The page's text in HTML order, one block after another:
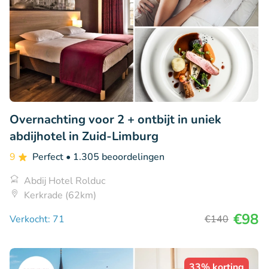
Overnachting voor 2 + ontbijt in uniek
abdijhotel in Zuid-Limburg
9 Perfect • 1.305 beoordelingen
Abdij Hotel Rolduc
Kerkrade (62km)
Verkocht: 71
€140 €98